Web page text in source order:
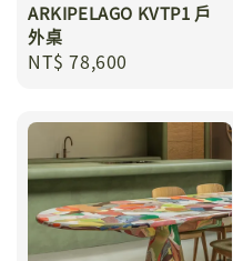
ARKIPELAGO KVTP1 戶
外桌
Regular
NT$ 78,600